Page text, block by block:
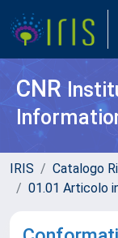
CNR
IRIS Catalogo
01.01 Articolo